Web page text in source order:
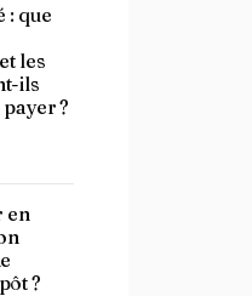
: que
les
ils
?
en
?